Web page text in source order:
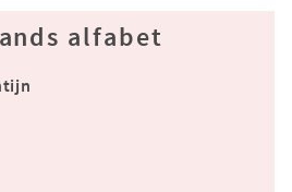
alfabet